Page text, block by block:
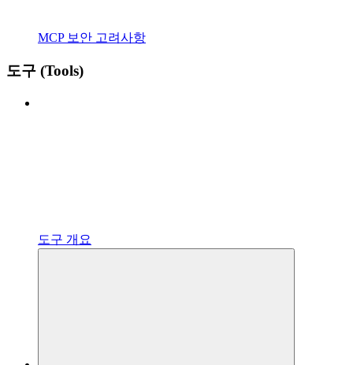
MCP 보안 고려사항
도구 (Tools)
도구 개요